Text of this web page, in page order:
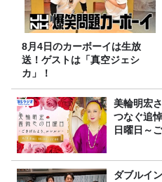
8月4日のカーボーイは生放
送！ゲストは「真空ジェシ
カ」！
美輪明宏
つなぐ追
日曜日～
ダブルイ